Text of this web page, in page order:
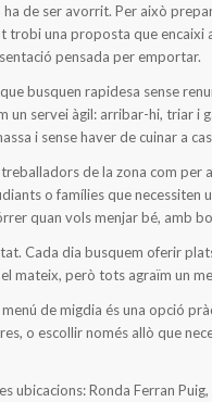
de ser avorrit. Per això
una proposta que encaixi
pensada per emportar.
busquen rapidesa sense
servei àgil: arribar-hi, triar i
i sense haver de cuinar a
de la zona com
o famílies que
quan vols menjar bé, amb
Cada dia busquem oferir
mateix, però tots agraïm un
de migdia és una opció
o escollir només allò que
ubicacions: Ronda Ferran